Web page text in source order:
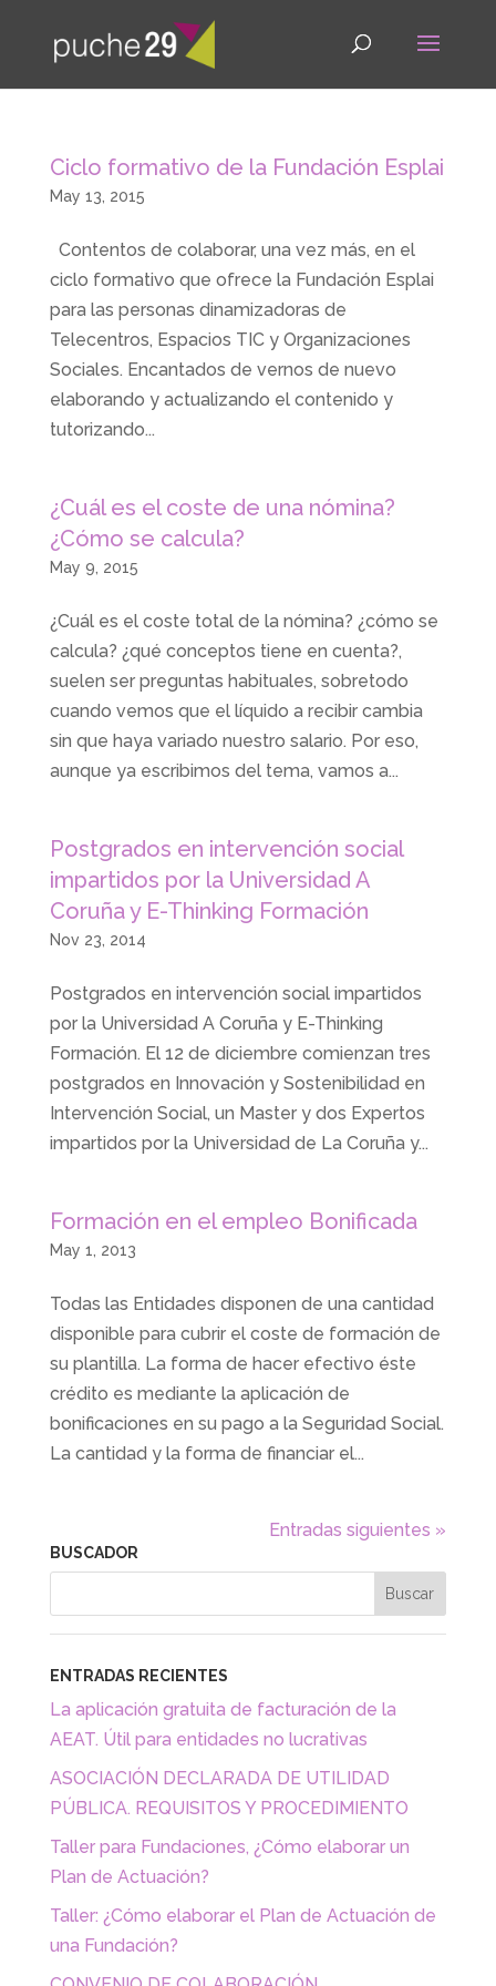
Ciclo formativo de la Fundación Esplai
May 13, 2015
Contentos de colaborar, una vez más, en el
ciclo formativo que ofrece la Fundación Esplai
para las personas dinamizadoras de
Telecentros, Espacios TIC y Organizaciones
Sociales. Encantados de vernos de nuevo
elaborando y actualizando el contenido y
tutorizando...
¿Cuál es el coste de una nómina?
¿Cómo se calcula?
May 9, 2015
¿Cuál es el coste total de la nómina? ¿cómo se
calcula? ¿qué conceptos tiene en cuenta?,
suelen ser preguntas habituales, sobretodo
cuando vemos que el líquido a recibir cambia
sin que haya variado nuestro salario. Por eso,
aunque ya escribimos del tema, vamos a...
Postgrados en intervención social
impartidos por la Universidad A
Coruña y E-Thinking Formación
Nov 23, 2014
Postgrados en intervención social impartidos
por la Universidad A Coruña y E-Thinking
Formación. El 12 de diciembre comienzan tres
postgrados en Innovación y Sostenibilidad en
Intervención Social, un Master y dos Expertos
impartidos por la Universidad de La Coruña y...
Formación en el empleo Bonificada
May 1, 2013
Todas las Entidades disponen de una cantidad
disponible para cubrir el coste de formación de
su plantilla. La forma de hacer efectivo éste
crédito es mediante la aplicación de
bonificaciones en su pago a la Seguridad Social.
La cantidad y la forma de financiar el...
Entradas siguientes »
BUSCADOR
ENTRADAS RECIENTES
La aplicación gratuita de facturación de la
AEAT. Útil para entidades no lucrativas
ASOCIACIÓN DECLARADA DE UTILIDAD
PÚBLICA. REQUISITOS Y PROCEDIMIENTO
Taller para Fundaciones, ¿Cómo elaborar un
Plan de Actuación?
Taller: ¿Cómo elaborar el Plan de Actuación de
una Fundación?